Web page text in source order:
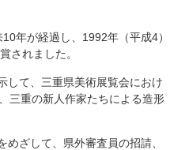
年が経過し、1992年（平成4）
されました。
して、三重県美術展覧会におけ
三重の新人作家たちによる造形
ざして、県外審査員の招請、